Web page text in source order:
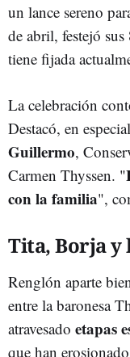
un lance sereno
de abril, festejó
tiene fijada
La celebración
Destacó, en
Guillermo,
Carmen Thyssen. "
con la familia",
Tita, Borja y
Renglón aparte
entre la baronesa
atravesado etapas
que han